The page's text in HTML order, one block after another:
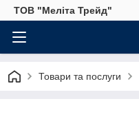
ТОВ "Меліта Трейд"
Товари та послуги